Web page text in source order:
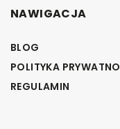
NAWIGACJA
BLOG
POLITYKA
REGULAMIN